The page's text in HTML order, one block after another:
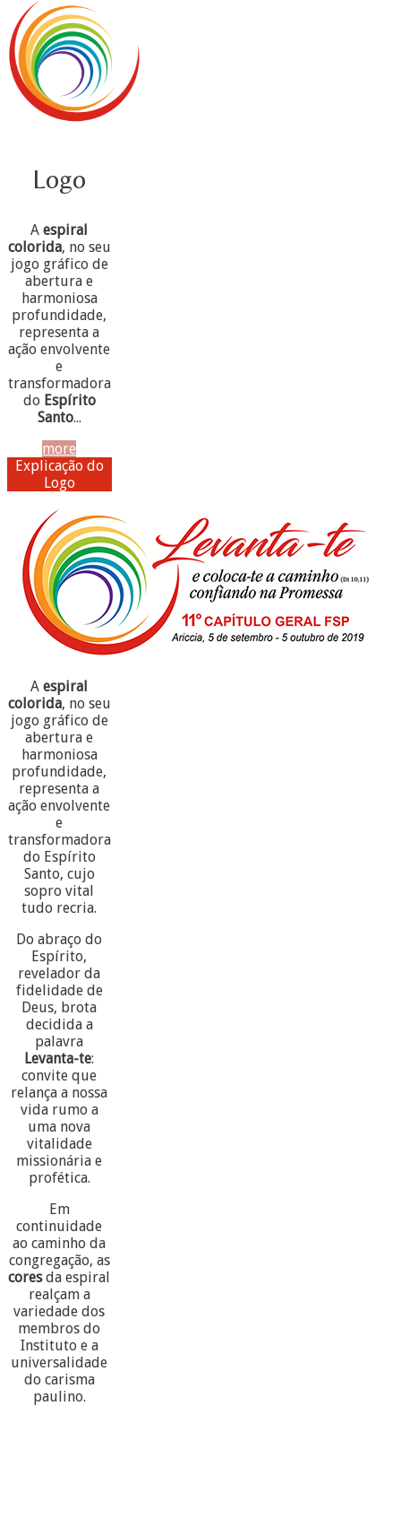
Logo
Aespiral
colorida, no seu
jogo gráfico de
abertura e
harmoniosa
profundidade,
representa a
ação envolvente
e
transformadora
do Espírito
Santo...
more
Explicação do
Logo
Aespiral
colorida, no seu
jogo gráfico de
abertura e
harmoniosa
profundidade,
representa a
ação envolvente
e
transformadora
do Espírito
Santo, cujo
sopro vital
tudo recria.
Do abraço do
Espírito,
revelador da
fidelidade de
Deus, brota
decidida a
palavra
Levanta-te:
convite que
relança a nossa
vida rumo a
uma nova
vitalidade
missionária e
profética.
Em
continuidade
ao caminho da
congregação, as
coresda espiral
realçam a
variedade dos
membros do
Instituto e a
universalidade
do carisma
paulino.